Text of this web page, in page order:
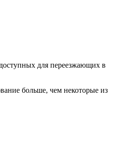
для переезжающих в
больше, чем некоторые из